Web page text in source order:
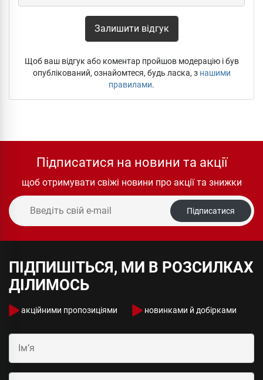
Залишити відгук
Щоб ваш відгук або коментар пройшов модерацію і був
опублікований, ознайомтеся, будь ласка, з нашими
правилами.
Підписатися на новини та акції
щоб отримувати свіжі новини про акції та знижки
Підписатися
ПІДПИШІТЬСЯ, МИ В РОЗСИЛКАХ
ДІЛИМОСЬ
акційними пропозиціями новинками й добірками